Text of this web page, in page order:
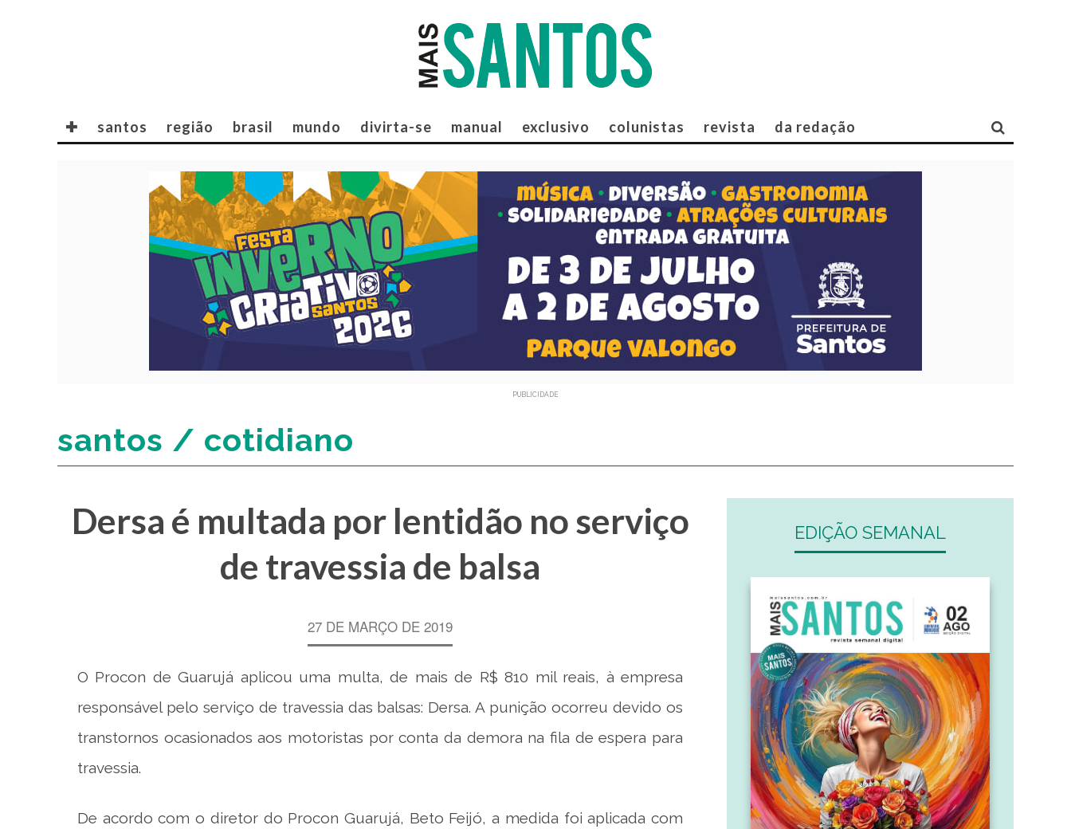
✚ santos região brasil mundo divirta-se manual exclusivo colunistas revista da redação
PUBLICIDADE
santos / cotidiano
Dersa é multada por lentidão no serviço
de travessia de balsa
27 DE MARÇO DE 2019
O Procon de Guarujá aplicou uma multa, de mais de R$ 810 mil reais, à empresa
responsável pelo serviço de travessia das balsas: Dersa. A punição ocorreu devido os
transtornos ocasionados aos motoristas por conta da demora na fila de espera para
travessia.
De acordo com o diretor do Procon Guarujá, Beto Feijó, a medida foi aplicada com
EDIÇÃO SEMANAL